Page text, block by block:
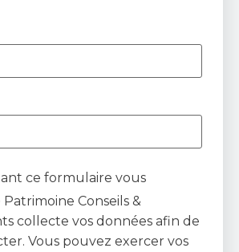
ce formulaire vous
Conseils &
collecte vos données afin de
Vous pouvez exercer vos